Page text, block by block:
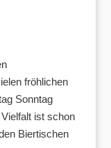
fröhlichen
Sonntag
ist schon
Biertischen